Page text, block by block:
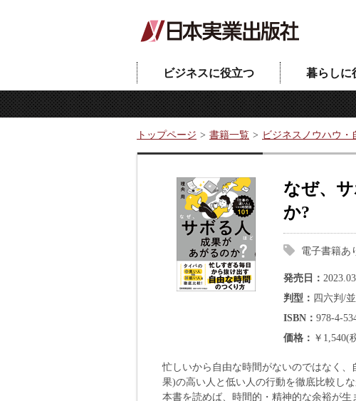
ビジネスに役立つ 暮らしに
トップページ 書籍一覧 ビジネスノウハウ・
なぜ、
か?
電子書籍あ
発売日
判型
四六判/
ISBN
978-4-
価格
￥1,540(
忙しいから自由な時間がないのではなく
果)の高い人と低い人の行動を徹底比較し
本書を読めば、時間的・精神的な余裕が生